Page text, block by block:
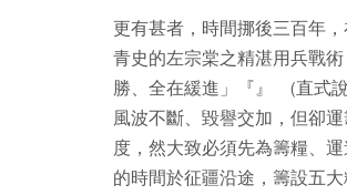
更有甚者，時間挪後三百年
青史的左宗棠之精湛用兵
勝、全在緩進」『』 (直式
風波不斷、毀譽交加，但卻
度，然大致必須先為籌糧
的時間於征疆沿途，籌設五